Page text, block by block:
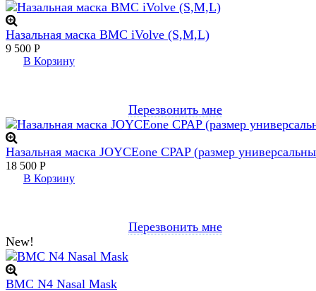
Назальная маска BMC iVolve (S,M,L)
9 500 Р
В Корзину
Перезвонить мне
Назальная маска JOYCEone CPAP (размер
18 500 Р
В Корзину
Перезвонить мне
New!
BMC N4 Nasal Mask